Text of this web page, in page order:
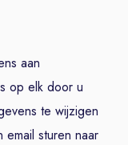
aan
op elk door u
te wijzigen
sturen naar